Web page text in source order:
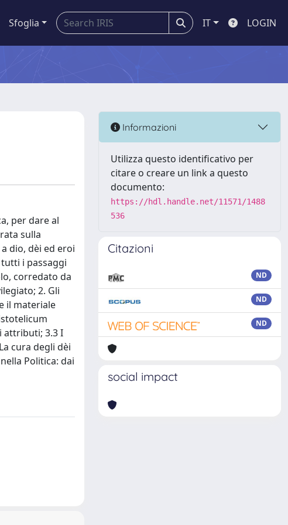
Sfoglia IT LOGIN
per dare al
sulla
dio, dèi ed eroi
i passaggi
corredato da
2. Gli
il materiale
attributi; 3.3 I
cura degli dèi
Politica: dai
Informazioni
Utilizza questo identificativo per
citare o creare un link a questo
documento:
https://hdl.handle.net/11571/1488
536
Citazioni
ND
ND
ND
social impact